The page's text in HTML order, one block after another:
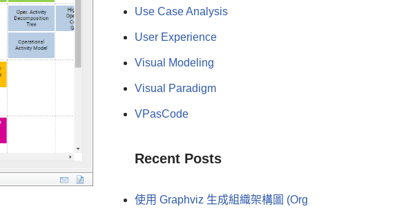
Use Case Analysis
User Experience
Visual Modeling
Visual Paradigm
VPasCode
Recent Posts
使用 Graphviz 生成組織架構圖 (Org